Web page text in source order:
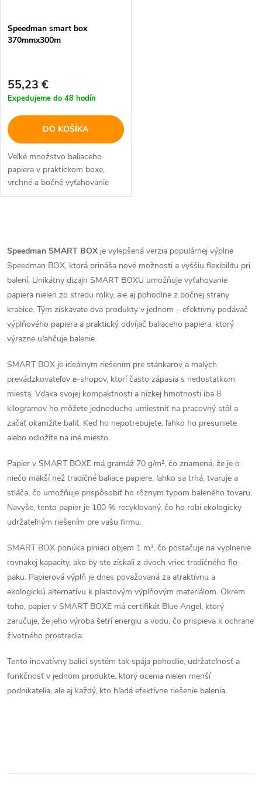
p
o
d
u
k
o
v
p
r
o
d
u
k
t
v
Speedman smart box
370mmx300m
55,23 €
Expedujeme do 48 hodín
DO KOŠÍKA
Veľké množstvo baliaceho
papiera v praktickom boxe,
vrchné a bočné vyťahovanie
papiera
v
l
á
d
a
c
i
e
p
r
v
k
v
ý
p
i
s
u
Speedman SMART BOX je vylepšená verzia populárnej výplne
Speedman BOX, ktorá prináša nové možnosti a vyššiu flexibilitu pri
balení. Unikátny dizajn SMART BOXU umožňuje vyťahovanie
papiera nielen zo stredu rolky, ale aj pohodlne z bočnej strany
krabice. Tým získavate dva produkty v jednom – efektívny podávač
výplňového papiera a praktický odvíjač baliaceho papiera, ktorý
výrazne uľahčuje balenie.
SMART BOX je ideálnym riešením pre stánkarov a malých
prevádzkovateľov e-shopov, ktorí často zápasia s nedostatkom
miesta. Vďaka svojej kompaktnosti a nízkej hmotnosti iba 8
kilogramov ho môžete jednoducho umiestniť na pracovný stôl a
začať okamžite baliť. Keď ho nepotrebujete, ľahko ho presuniete
alebo odložíte na iné miesto.
Papier v SMART BOXE má gramáž 70 g/m², čo znamená, že je o
niečo mäkší než tradičné baliace papiere, ľahko sa trhá, tvaruje a
stláča, čo umožňuje prispôsobiť ho rôznym typom baleného tovaru.
Navyše, tento papier je 100 % recyklovaný, čo ho robí ekologicky
udržateľným riešením pre vašu firmu.
SMART BOX ponúka plniaci objem 1 m³, čo postačuje na vyplnenie
rovnakej kapacity, ako by ste získali z dvoch vriec tradičného flo-
paku. Papierová výplň je dnes považovaná za atraktívnu a
ekologickú alternatívu k plastovým výplňovým materiálom. Okrem
toho, papier v SMART BOXE má certifikát Blue Angel, ktorý
zaručuje, že jeho výroba šetrí energiu a vodu, čo prispieva k ochrane
životného prostredia.
Tento inovatívny balicí systém tak spája pohodlie, udržateľnosť a
funkčnosť v jednom produkte, ktorý ocenia nielen menší
podnikatelia, ale aj každý, kto hľadá efektívne riešenie balenia.